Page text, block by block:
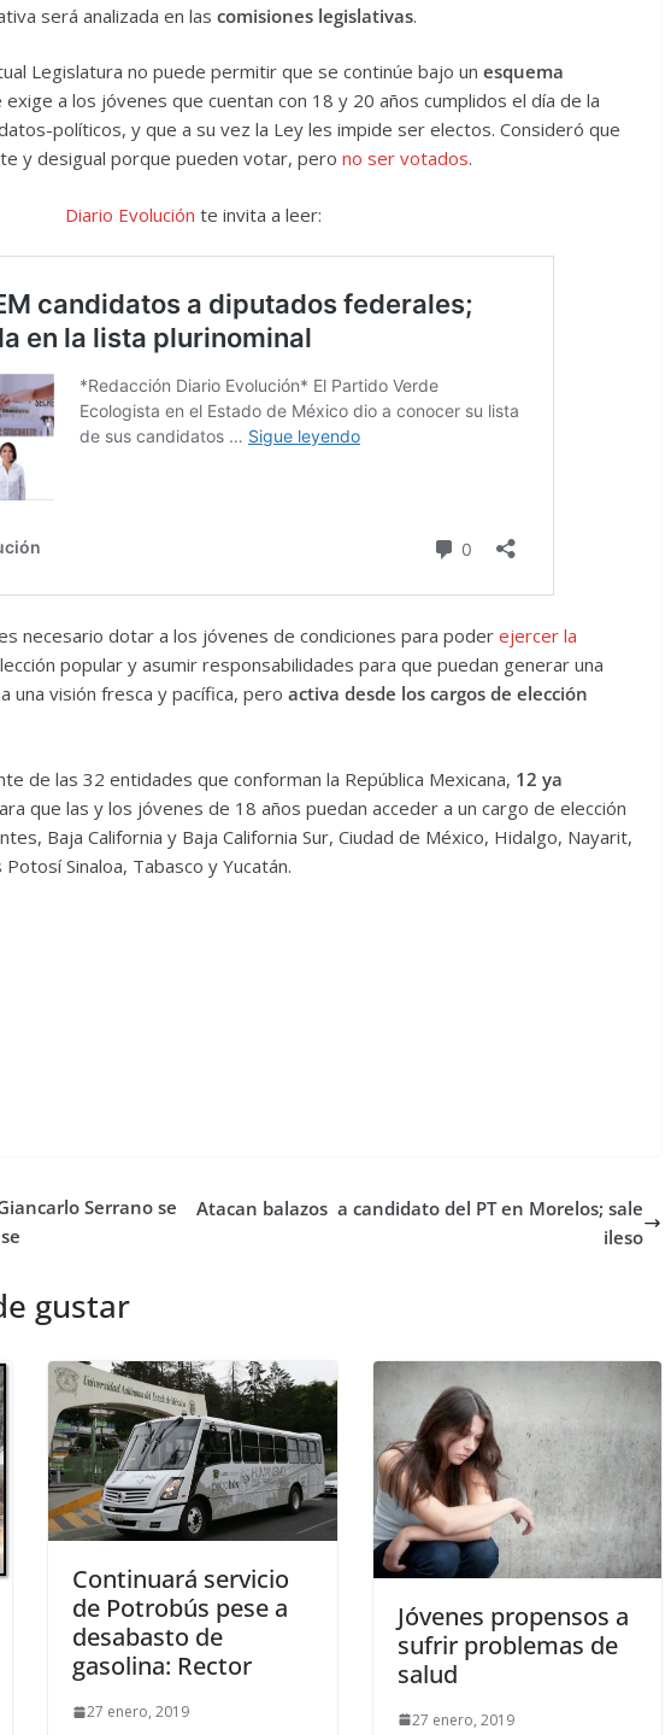
será analizada en las comisiones legislativas.
Legislatura no puede permitir que se continúe bajo un esquema
a los jóvenes que cuentan con 18 y 20 años cumplidos el día de la
políticos, y que a su vez la Ley les impide ser electos. Consideró que
y desigual porque pueden votar, pero no ser votados.
Diario Evolución te invita a leer:
necesario dotar a los jóvenes de condiciones para poder ejercer la
popular y asumir responsabilidades para que puedan generar una
una visión fresca y pacífica, pero activa desde los cargos de elección
de las 32 entidades que conforman la República Mexicana, 12 ya
que las y los jóvenes de 18 años puedan acceder a un cargo de elección
Baja California y Baja California Sur, Ciudad de México, Hidalgo, Nayarit,
Sinaloa, Tabasco y Yucatán.
Serrano se
Atacan balazos a candidato del PT en Morelos; sale
ileso
gustar
Continuará servicio
de Potrobús pese a
desabasto de
gasolina: Rector
27 enero, 2019
Jóvenes propensos a
sufrir problemas de
salud
27 enero, 2019